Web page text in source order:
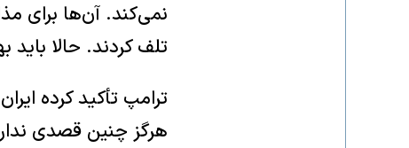
نمی‌کند. آن‌ها برای
تلف کردند. حالا باید
ترامپ تأکید کرده
هرگز چنین قصدی